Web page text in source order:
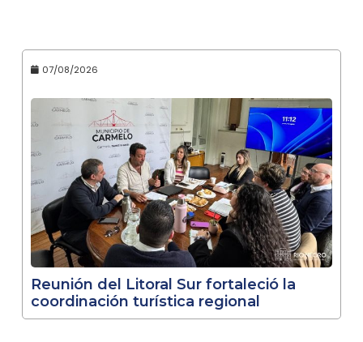
07/08/2026
Reunión del Litoral Sur fortaleció la
coordinación turística regional